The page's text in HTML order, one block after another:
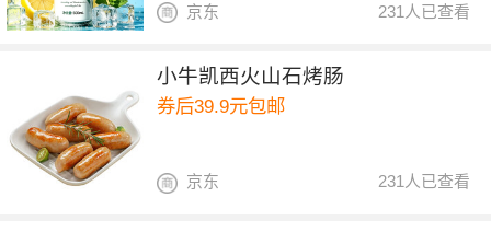
231人已查看
京东
小牛凯西火山石烤肠
券后39.9元包邮
231人已查看
京东